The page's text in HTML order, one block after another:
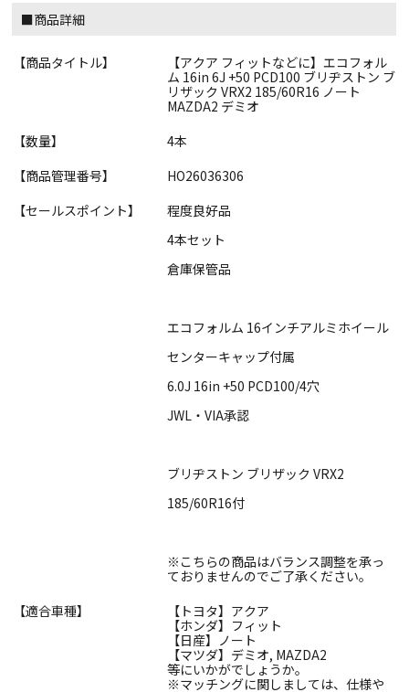
■商品詳細
【商品タイトル】
【アクア フィットなどに】エコフォル
ム 16in 6J +50 PCD100 ブリヂストン ブ
リザック VRX2 185/60R16 ノート
MAZDA2 デミオ
【数量】
4本
【商品管理番号】
HO26036306
【セールスポイント】
程度良好品
4本セット
倉庫保管品
エコフォルム 16インチアルミホイール
センターキャップ付属
6.0J 16in +50 PCD100/4穴
JWL・VIA承認
ブリヂストン ブリザック VRX2
185/60R16付
※こちらの商品はバランス調整を承っ
ておりませんのでご了承ください。
【適合車種】
【トヨタ】アクア
【ホンダ】フィット
【日産】ノート
【マツダ】デミオ, MAZDA2
等にいかがでしょうか。
※マッチングに関しましては、仕様や